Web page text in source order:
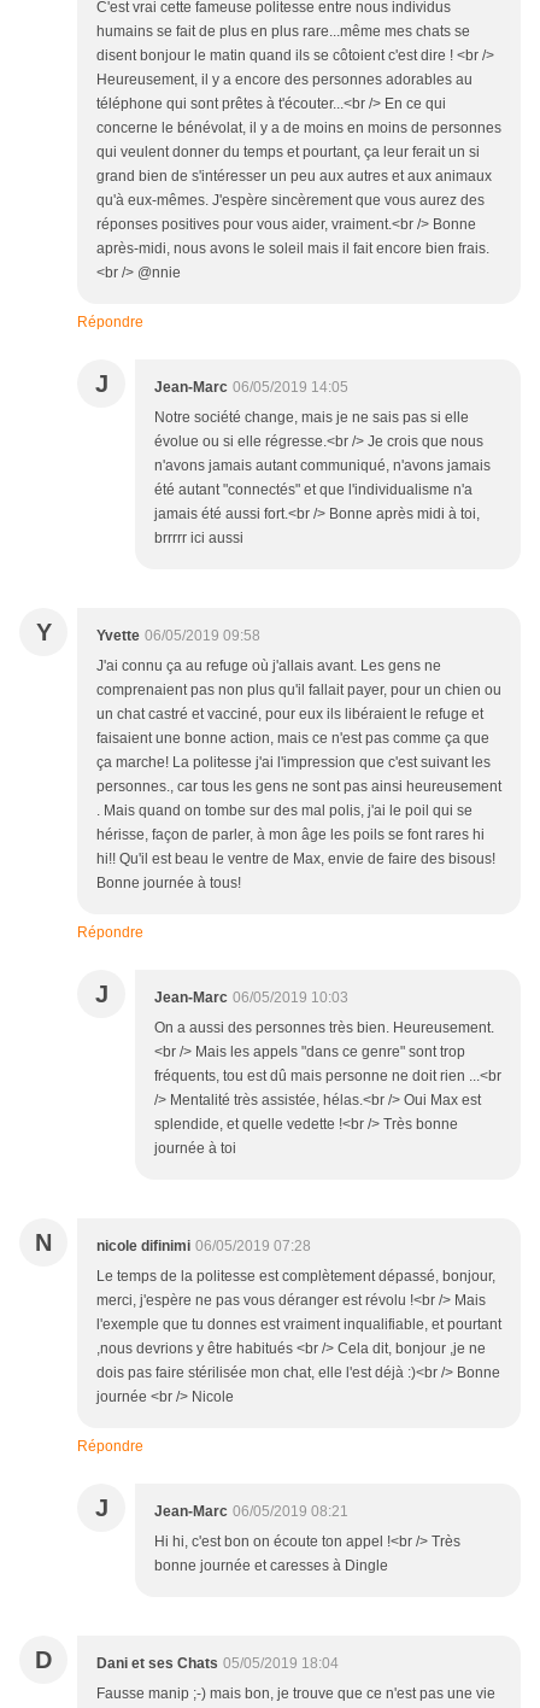
C'est vrai cette fameuse politesse entre nous individus
humains se fait de plus en plus rare...même mes chats se
disent bonjour le matin quand ils se côtoient c'est dire ! <br />
Heureusement, il y a encore des personnes adorables au
téléphone qui sont prêtes à t'écouter...<br /> En ce qui
concerne le bénévolat, il y a de moins en moins de personnes
qui veulent donner du temps et pourtant, ça leur ferait un si
grand bien de s'intéresser un peu aux autres et aux animaux
qu'à eux-mêmes. J'espère sincèrement que vous aurez des
réponses positives pour vous aider, vraiment.<br /> Bonne
après-midi, nous avons le soleil mais il fait encore bien frais.
<br /> @nnie
Répondre
J Jean-Marc 06/05/2019 14:05
Notre société change, mais je ne sais pas si elle
évolue ou si elle régresse.<br /> Je crois que nous
n'avons jamais autant communiqué, n'avons jamais
été autant "connectés" et que l'individualisme n'a
jamais été aussi fort.<br /> Bonne après midi à toi,
brrrrr ici aussi
Y Yvette 06/05/2019 09:58
J'ai connu ça au refuge où j'allais avant. Les gens ne
comprenaient pas non plus qu'il fallait payer, pour un chien ou
un chat castré et vacciné, pour eux ils libéraient le refuge et
faisaient une bonne action, mais ce n'est pas comme ça que
ça marche! La politesse j'ai l'impression que c'est suivant les
personnes., car tous les gens ne sont pas ainsi heureusement
. Mais quand on tombe sur des mal polis, j'ai le poil qui se
hérisse, façon de parler, à mon âge les poils se font rares hi
hi!! Qu'il est beau le ventre de Max, envie de faire des bisous!
Bonne journée à tous!
Répondre
J Jean-Marc 06/05/2019 10:03
On a aussi des personnes très bien. Heureusement.
<br /> Mais les appels "dans ce genre" sont trop
fréquents, tou est dû mais personne ne doit rien ...<br
/> Mentalité très assistée, hélas.<br /> Oui Max est
splendide, et quelle vedette !<br /> Très bonne
journée à toi
N nicole difinimi 06/05/2019 07:28
Le temps de la politesse est complètement dépassé, bonjour,
merci, j'espère ne pas vous déranger est révolu !<br /> Mais
l'exemple que tu donnes est vraiment inqualifiable, et pourtant
,nous devrions y être habitués <br /> Cela dit, bonjour ,je ne
dois pas faire stérilisée mon chat, elle l'est déjà :)<br /> Bonne
journée <br /> Nicole
Répondre
J Jean-Marc 06/05/2019 08:21
Hi hi, c'est bon on écoute ton appel !<br /> Très
bonne journée et caresses à Dingle
D Dani et ses Chats 05/05/2019 18:04
Fausse manip ;-) mais bon, je trouve que ce n'est pas une vie